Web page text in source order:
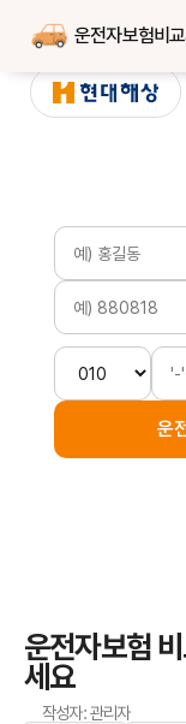
운전자보험비
운
운전자보험
세요
작성자: 관리자